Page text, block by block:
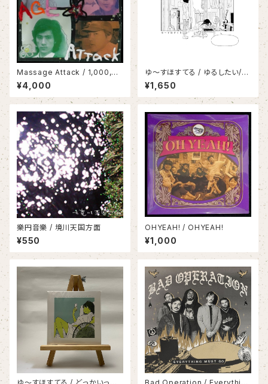
Massage Attack / 1,000,00
0,000 Attack(LP)
¥4,000
ゆ〜すほすてる / ゆるしたい/ゆ
るされました？
¥1,650
樂円音樂 / 境川天国方面
¥550
OHYEAH! / OHYEAH!
¥1,000
ゆ〜すほすてる / どっかいっち
Bad Operation / Everything